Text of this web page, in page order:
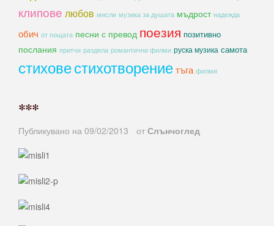
клипове любов мисли музика за душата мъдрост надежда
обич от пощата песни с превод поезия позитивно
послания притчи раздяла романтични филми руска музика самота
стиховестихотворениетъга филми
***
Публикувано на 09/02/2013 от Слънчоглед